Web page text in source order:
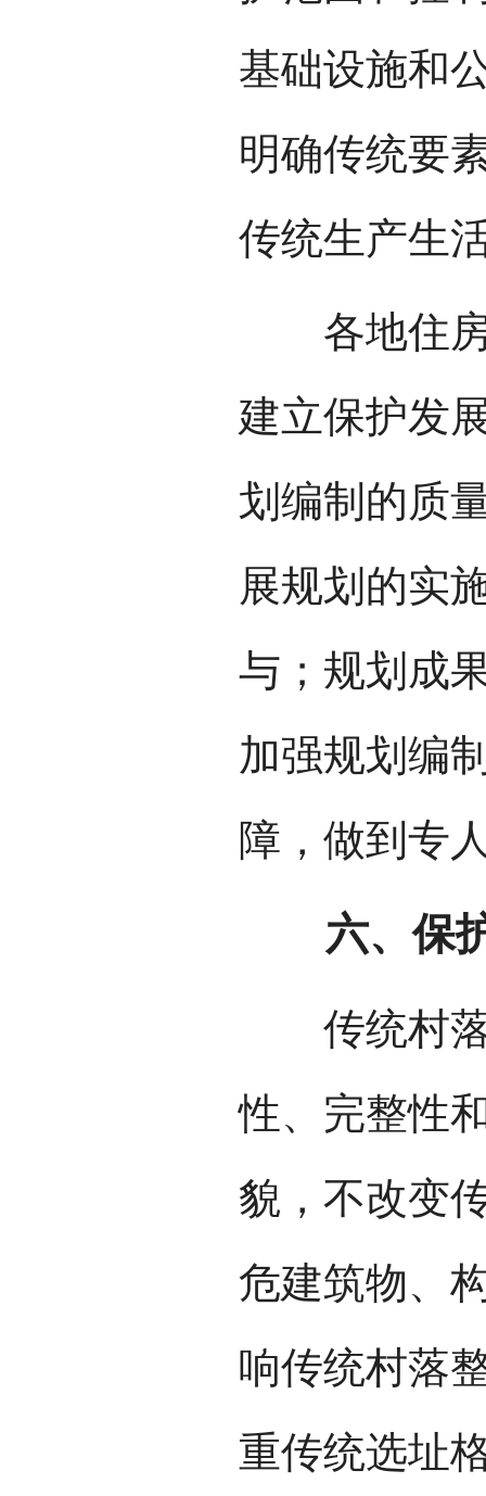
基础设施和
明确传统要
传统生产生
各地住房
建立保护发
划编制的质
展规划的实
与；规划成
加强规划编
障，做到专
六、保护
传统村落
性、完整性
貌，不改变
危建筑物、
响传统村落
重传统选址